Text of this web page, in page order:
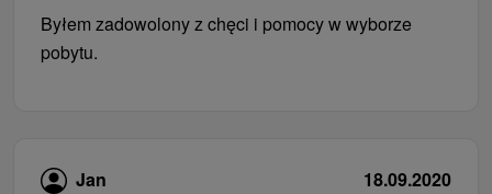
Byłem zadowolony z chęci i pomocy w wyborze
pobytu.
Jan
18.09.2020